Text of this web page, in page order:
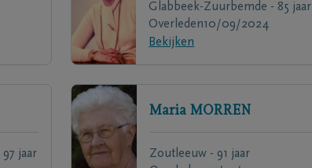
Glabbeek-Zuurbemde - 85 jaar
Overleden10/09/2024
Bekijken
jaar
Maria MORREN
Zoutleeuw - 91 jaar